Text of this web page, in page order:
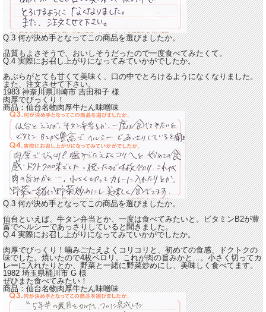
Q.3 何が決め手となってこの商品を選びましたか。
品質もよさそうで、おいしそうだったので一度食べてみたくて。
Q.4 実際にお召し上がりになってみていかがでしたか。
あぶらがとても甘くて美味く、口の中でとろけるようになくなりました。
また、注文させて下さい。
1983 神奈川県川崎市吉田和子様
肉厚でびっくり！
商品：仙台名物肉厚牛たん味噌味
Q.3 何が決め手となってこの商品を選びましたか。
仙台といえば、牛タン弁当とか、一度は食べてみたいと。ビタミンB2が豊
富でヘルシーであっさりしていると聞きました。
Q.4 実際にお召し上がりになってみていかがでしたか。
肉厚でびっくり！噛みごたえよくコリコリと、初めての食感、ドクトクの
味でした。焼いたので4枚ペロリ。これが肉の旨みかと…。小さく切ってカ
レーに入れたりとか、野菜と一緒に野菜炒めにし、美味しく食べてます。
1982 埼玉県桶川市G様
ぜひまた食べてみたい！
商品：仙台名物肉厚牛たん味噌味